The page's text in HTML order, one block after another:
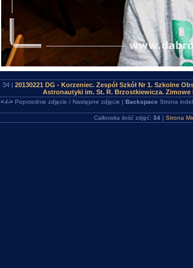
34 | 20130221 DG - Korzeniec. Zespół Szkół Nr 1. Szkolne
Astronautyki im. St. R. Brzostkiewicza. Zimowe
<-/->Poprzednie zdjęcie / Następne zdjęcie | Backspace Strona
Całkowita ilość zdjęć: 34 | Strona